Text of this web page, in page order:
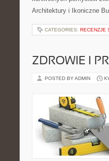
Architektury i Ikoniczne
CATEGORIES: RECENZJE
ZDROWIE I
POSTED BY ADMIN